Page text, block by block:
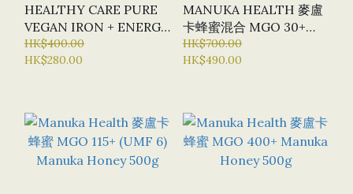
HEALTHY CARE PURE
VEGAN IRON + ENERGY
PLUS 純素食鐵 + 能量加
X 60片
HK$400.00
HK$280.00
MANUKA HEALTH 麥盧
卡蜂蜜混合 MGO 30+
MANUKA HONEY 1KG
HK$700.00
HK$490.00